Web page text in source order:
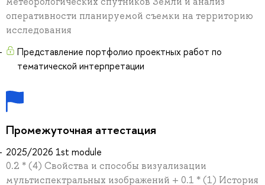
оперативности планируемой съемки на территорию
исследования
Представление портфолио проектных работ по
тематической интерпретации
Промежуточная аттестация
2025/2026 1st module
0.2 * (4) Свойства и способы визуализации
мультиспектральных изображений + 0.1 * (1) История